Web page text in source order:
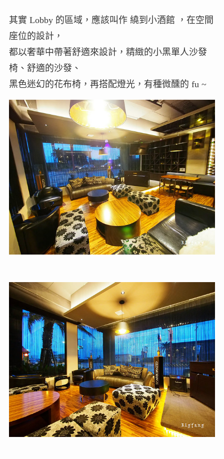
其實 Lobby 的區域，應該叫作 繞到小酒館 ，在空間
座位的設計，
都以奢華中帶著舒適來設計，精緻的小黑單人沙發
椅、舒適的沙發、
黑色迷幻的花布椅，再搭配燈光，有種微醺的 fu ~